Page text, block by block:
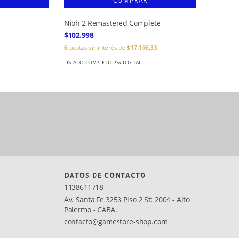
Nioh 2 Remastered Complete
$102.998
6cuotas sin interés de $17.166,33
LISTADO COMPLETO PS5 DIGITAL
DATOS DE CONTACTO
1138611718
Av. Santa Fe 3253 Piso 2 St: 2004 - Alto
Palermo - CABA.
contacto@gamestore-shop.com